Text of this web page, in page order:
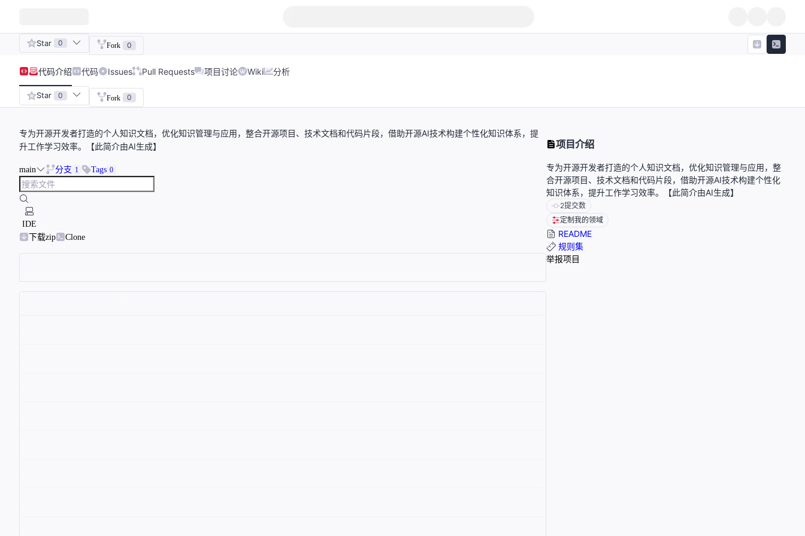
Star 0 Fork 0
代码介绍 代码 Issues Pull Requests 项目讨论 Wiki 分析
Star 0 Fork 0
专为开源开发者打造的个人知识文档，优化知识管理与应用，整合开源项目、技术文档和代码片段，借助开源AI技术构建个性化知识体系，提
升工作学习效率。【此简介由AI生成】
main 分支 1 Tags 0
IDE
下载zip
Clone
项目介绍
专为开源开发者打造的个人知识文档，优化知识管理与应用，整
合开源项目、技术文档和代码片段，借助开源AI技术构建个性化
知识体系，提升工作学习效率。【此简介由AI生成】
2提交数
定制我的领域
README
规则集
举报项目